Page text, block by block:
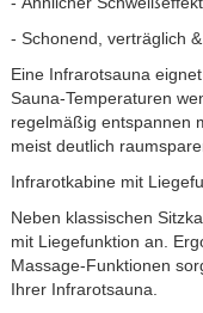
- Schonend, verträglich
Eine Infrarotsauna
Sauna-Temperaturen
regelmäßig entspannen
meist deutlich
Infrarotkabine mit
Neben klassischen
mit Liegefunktion an.
Massage-Funktionen
Ihrer Infrarotsauna.